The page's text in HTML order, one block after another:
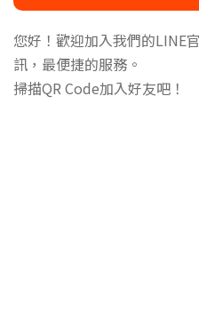
您好！歡迎加入我們的LINE
訊，最便捷的服務。
掃描QR Code加入好友吧！